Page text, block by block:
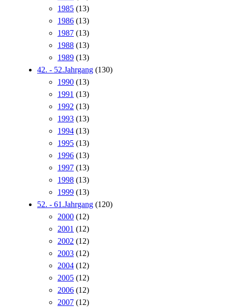
1985 (13)
1986 (13)
1987 (13)
1988 (13)
1989 (13)
42. - 52.Jahrgang (130)
1990 (13)
1991 (13)
1992 (13)
1993 (13)
1994 (13)
1995 (13)
1996 (13)
1997 (13)
1998 (13)
1999 (13)
52. - 61.Jahrgang (120)
2000 (12)
2001 (12)
2002 (12)
2003 (12)
2004 (12)
2005 (12)
2006 (12)
2007 (12)